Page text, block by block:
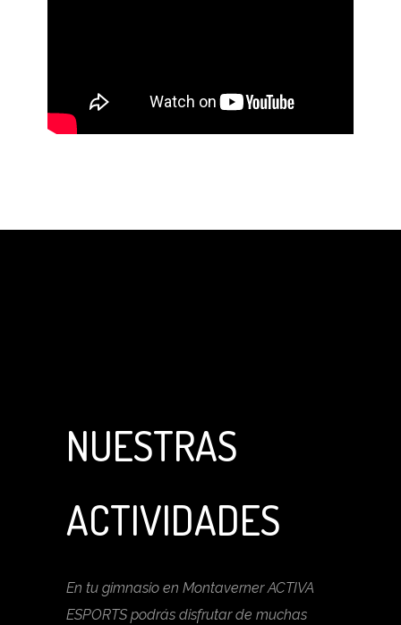
NUESTRAS
ACTIVIDADES
En tu gimnasio en Montaverner ACTIVA
ESPORTS podrás disfrutar de muchas